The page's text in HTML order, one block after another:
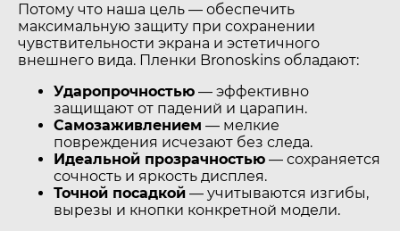
Потому что наша цель — обеспечить
максимальную защиту при сохранении
чувствительности экрана и эстетичного
внешнего вида. Пленки Bronoskins обладают:
Ударопрочностью — эффективно
защищают от падений и царапин.
Самозаживлением — мелкие
повреждения исчезают без следа.
Идеальной прозрачностью — сохраняется
сочность и яркость дисплея.
Точной посадкой — учитываются изгибы,
вырезы и кнопки конкретной модели.